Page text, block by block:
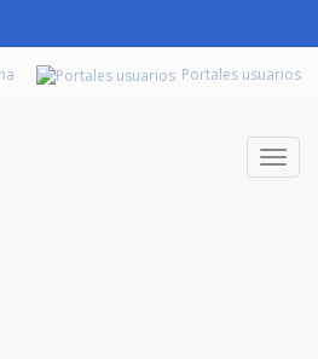
Portales usuarios